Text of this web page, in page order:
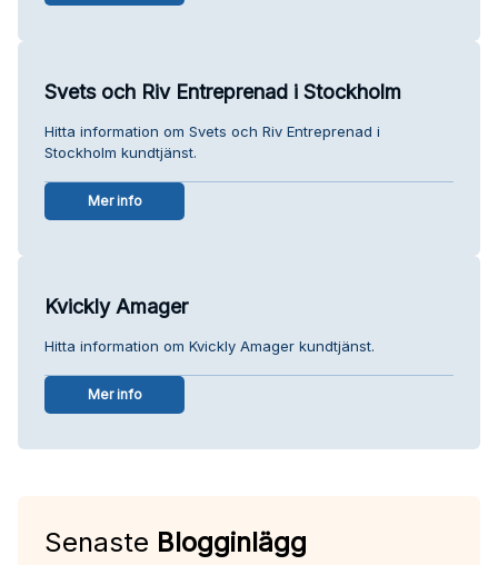
Svets och Riv Entreprenad i Stockholm
Hitta information om Svets och Riv Entreprenad i
Stockholm kundtjänst.
Mer info
Kvickly Amager
Hitta information om Kvickly Amager kundtjänst.
Mer info
Senaste Blogginlägg